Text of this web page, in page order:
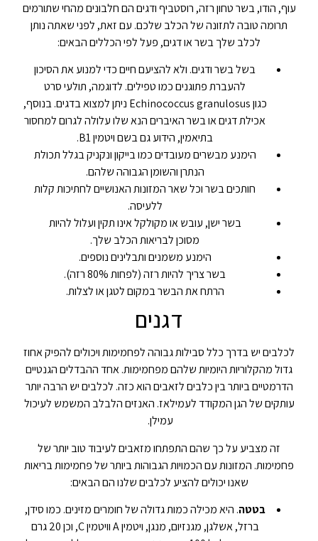
עוף, הודו, בשר טחון רזה, רוסטביף ודגים הם חלבונים מהחי שתורמים
תרומה טובה לתזונה של הכלב שלכם. עם זאת, לפני שאתה נותן
לכלב שלך בשר או דגים, פעל לפי הכללים הבאים:
בשל בשר ודגים. ולא להציעם חיים כדי למנוע את הסיכון
להעברת פתוגנים כמו טפילים. לדוגמה, תולעי סרט
כגון Echinococcus granulosus ניתן למצוא בדגים. בנוסף,
אכילת דגים או בשר האיברים הנא שלו עלולה לגרום למחסור
בתיאמין, הידוע גם בשם ויטמין B1.
הימנע מבשרים מעובדים כמו בייקון ונקניק בגלל תכולת
הנתרן והשומן הגבוהה שלהם.
חותכים בשר וכל שאר המזונות האנושיים לחתיכות קלות
ללעיסה.
בשר ישן, עובש או מקולקל אינו תקין ועלול להיות
מסוכן לבריאות הכלב שלך.
הימנע משמנים ותבלינים נוספים.
בשר צריך להיות רזה (לפחות 80% רזה).
הרתח את הבשר במקום לטגן או לצלות.
דגנים
לכלבים יש בדרך כלל סבילות גבוהה לפחמימות ויכולים להפיק אחוז
גדול מהקלוריות היומיות שלהם מפחמימות. אחד ההבדלים הגנטיים
הדרמטיים ביותר בין כלבים לזאבים הוא כזה. לכלבים יש הרבה יותר
עותקים של הגן המקודד לעמילאז. האנזים הלבלב המשמש לעיכול
עמילן.
זה מצביע על כך שהם התפתחו מזאבים לעיבוד טוב יותר של
פחמימות. המזונות עם הכמויות הגבוהות ביותר של פחמימות בריאות
שאנו יכולים להציע לכלבים שלנו הם הבאים:
בטטה. היא מכילה כמות גדולה של חומרים מזינים. כמו סידן,
ברזל, אשלגן, מגנזיום, מנגן, ויטמין A וויטמין C, וכן 20 גרם